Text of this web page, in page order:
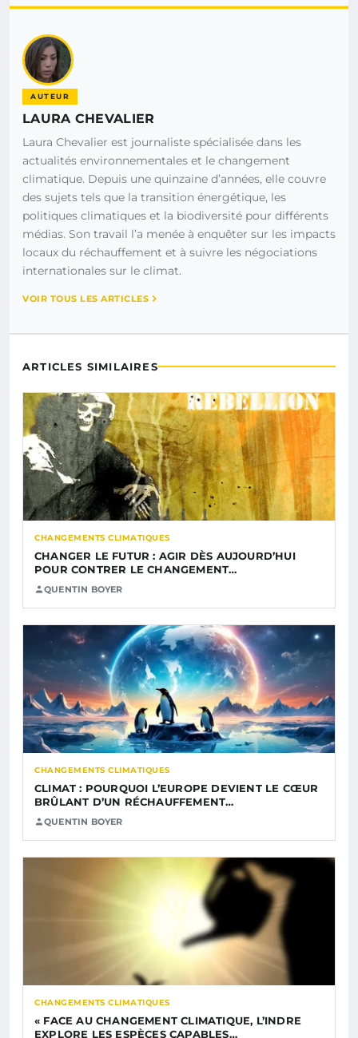
AUTEUR
LAURA CHEVALIER
Laura Chevalier est journaliste spécialisée dans les
actualités environnementales et le changement
climatique. Depuis une quinzaine d’années, elle couvre
des sujets tels que la transition énergétique, les
politiques climatiques et la biodiversité pour différents
médias. Son travail l’a menée à enquêter sur les impacts
locaux du réchauffement et à suivre les négociations
internationales sur le climat.
VOIR TOUS LES ARTICLES
ARTICLES SIMILAIRES
CHANGEMENTS CLIMATIQUES
CHANGER LE FUTUR : AGIR DÈS AUJOURD’HUI
POUR CONTRER LE CHANGEMENT…
QUENTIN BOYER
CHANGEMENTS CLIMATIQUES
CLIMAT : POURQUOI L’EUROPE DEVIENT LE CŒUR
BRÛLANT D’UN RÉCHAUFFEMENT…
QUENTIN BOYER
CHANGEMENTS CLIMATIQUES
« FACE AU CHANGEMENT CLIMATIQUE, L’INDRE
EXPLORE LES ESPÈCES CAPABLES…